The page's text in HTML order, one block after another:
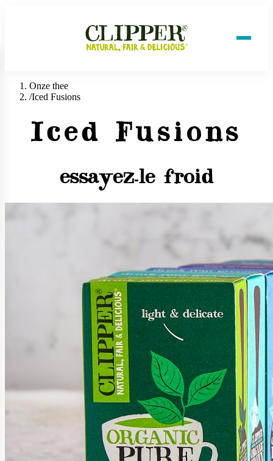
Onze thee
/Iced Fusions
Iced Fusions
essayez-le froid